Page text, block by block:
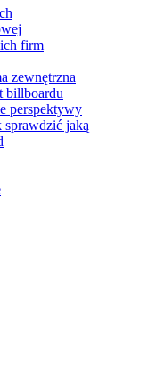
firm
zewnętrzna
billboardu
perspektywy
jaką